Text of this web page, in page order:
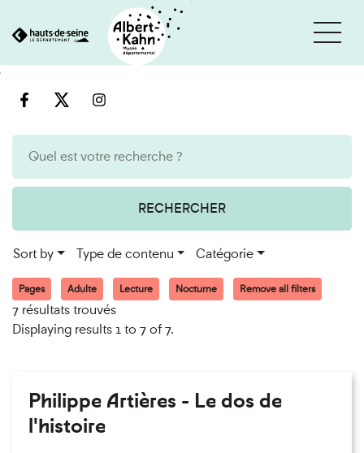
engine
RECHERCHER
Sort by Type de contenu Catégorie
Pages Adulte Lecture Nocturne Remove all filters
7 résultats trouvés
Displaying results 1 to 7 of 7.
Philippe Artières - Le dos de
l'histoire
Cookies management panel